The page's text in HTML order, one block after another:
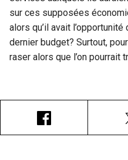
sur ces supposées
alors qu’il avait
dernier budget? Surtout,
raser alors que l’on pourrait